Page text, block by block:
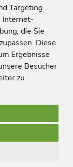
Targeting
Internet-
die Sie
Diese
Ergebnisse
Besucher
zu
Hotels, bei
Reiseveranstalters.